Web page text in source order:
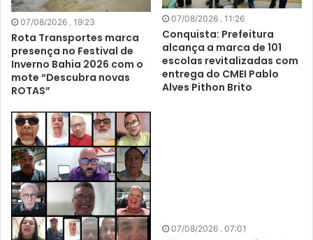
07/08/2026 . 19:23
Rota Transportes marca
presença no Festival de
Inverno Bahia 2026 com o
mote “Descubra novas
ROTAS”
07/08/2026 . 11:26
Conquista: Prefeitura
alcança a marca de 101
escolas revitalizadas com
entrega do CMEI Pablo
Alves Pithon Brito
07/08/2026 . 07:01